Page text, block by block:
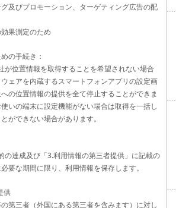
及びプロモーション、ターゲティング広告の配
果測定のため
の手続き：
が位置情報を取得することを希望されない場合
ェアを内蔵するスマートフォンアプリの設定画
の位置情報の提供を全て停止することができま
いの端末に設定機能がない場合は取得を一括し
ができない場合があります。
の達成及び「3.利用情報の第三者提供」に記載の
要な期間に限り、利用情報を保存します。
供
第三者（外国にある第三者を含みます）に対し